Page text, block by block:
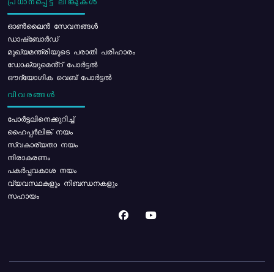
പ്രധാനപ്പെട്ട ലിങ്കുകൾ
ഓൺലൈൻ സേവനങ്ങൾ
ഡാഷ്ബോർഡ്
മുഖ്യമന്ത്രിയുടെ പരാതി പരിഹാരം
ഡോക്യുമെൻ്റ് പോർട്ടൽ
ഔദ്യോഗിക വെബ് പോർട്ടൽ
വിവരങ്ങൾ
പോര്‍ട്ടലിനെക്കുറിച്ച്
ഹൈപ്പർലിങ്ക് നയം
സ്വകാര്യതാ നയം
നിരാകരണം
പകർപ്പവകാശ നയം
വ്യവസ്ഥകളും നിബന്ധനകളും
സഹായം